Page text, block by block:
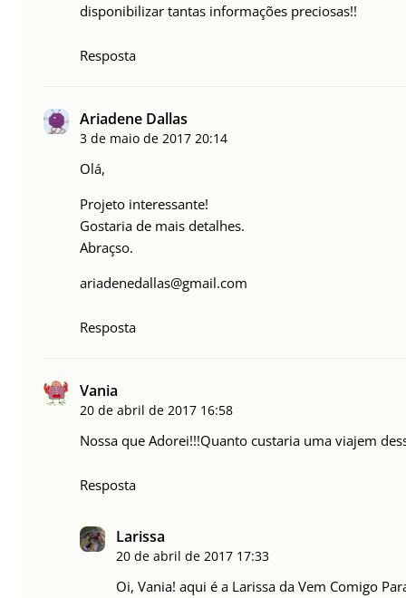
disponibilizar tantas informações preciosas!!
Resposta
Ariadene Dallas
3 de maio de 2017 20:14
Olá,
Projeto interessante!
Gostaria de mais detalhes.
Abraçso.
ariadenedallas@gmail.com
Resposta
Vania
20 de abril de 2017 16:58
Nossa que Adorei!!!Quanto custaria uma viajem
Resposta
Larissa
20 de abril de 2017 17:33
Oi, Vania! aqui é a Larissa da Vem Comigo